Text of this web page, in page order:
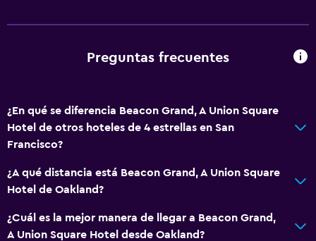
Accesibilidad y adecuación
Para no fumadores
Almohada sin plumas
TV de pantalla plana
Preguntas frecuentes
¿En qué se diferencia Beacon Grand, A Union Square
Hotel de otros hoteles de 4 estrellas en San
Francisco?
¿A qué distancia está Beacon Grand, A Union Square
Hotel de Oakland?
¿Cuál es la mejor manera de llegar a Beacon Grand,
A Union Square Hotel desde Oakland?